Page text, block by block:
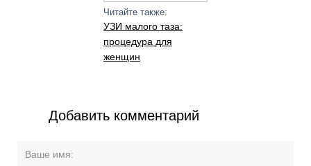
Читайте также:
УЗИ малого таза:
процедура для
женщин
Добавить комментарий